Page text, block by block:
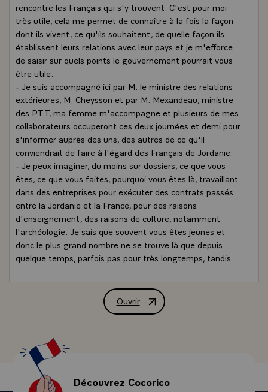
rencontre les Français qui s'y trouvent. C'est pour moi
très utile, cela me permet de connaître à la fois la façon
dont ils vivent, ce qu'ils souhaitent, de quelle façon ils
établissent leurs relations avec leur pays et je m'efforce
de saisir sur quels points le gouvernement pourrait vous
être utile.
- Je suis accompagné ici par M. le ministre des relations
extérieures, M. Cheysson et par M. Mexandeau, ministre
des PTT, ma femme m'accompagne et plusieurs de mes
collaborateurs occuperont ces deux journées et demi pour
s'informer auprès des uns, des autres de ce qu'il
conviendrait de faire à l'égard des Français de Jordanie.
- Je peux imaginer, du moins sur dossiers, ce que vous
êtes, ce que vous faites, pourquoi vous êtes là, travaillant
dans des entreprises pour exécuter des contrats passés
entre la Jordanie et la France, pour des raisons
d'enseignement, des raisons de culture, notamment
l'archéologie. Je sais que souvent vous êtes jeunes et
donc le plus grand nombre ne se trouve là que depuis
quelque temps, parfois pas pour très longtemps, tandis
pays au cours de ces dernières décennies.
- Je suis moi-même venu dans cette ville il y a, je n'ose
peine à m'y reconnaître, les choses ont changé, il est
normal qu'elles changent.
- Vous êtes ici dans un pays ami. J'attache beaucoup
d'intérêt aux conversations que j'ai eues, que j'aurai
demain avec Sa Majesté le Roi Hussein, ainsi qu'avec les
Ouvrir
Allocution de M. François Mitterrand,
Découvrez Cocorico